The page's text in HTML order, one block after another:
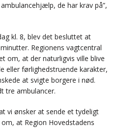
de har krav på”,
kl. 8, blev det besluttet at
Regionens vagtcentral
om, at der naturligvis ville blive
eller førlighedstruende karakter,
at svigte borgere i nød.
tre ambulancer.
vi ønsker at sende et tydeligt
at Region Hovedstadens